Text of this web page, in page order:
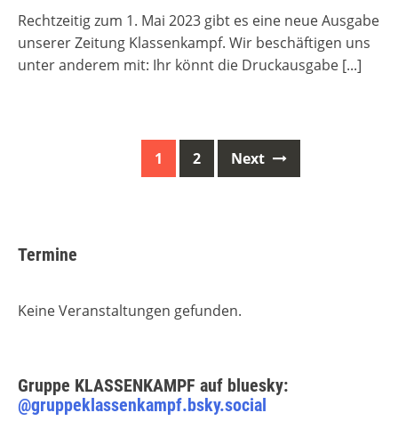
Rechtzeitig zum 1. Mai 2023 gibt es eine neue Ausgabe
unserer Zeitung Klassenkampf. Wir beschäftigen uns
unter anderem mit: Ihr könnt die Druckausgabe [...]
1 2 Next
Termine
Keine Veranstaltungen gefunden.
Gruppe KLASSENKAMPF auf bluesky:
@gruppeklassenkampf.bsky.social